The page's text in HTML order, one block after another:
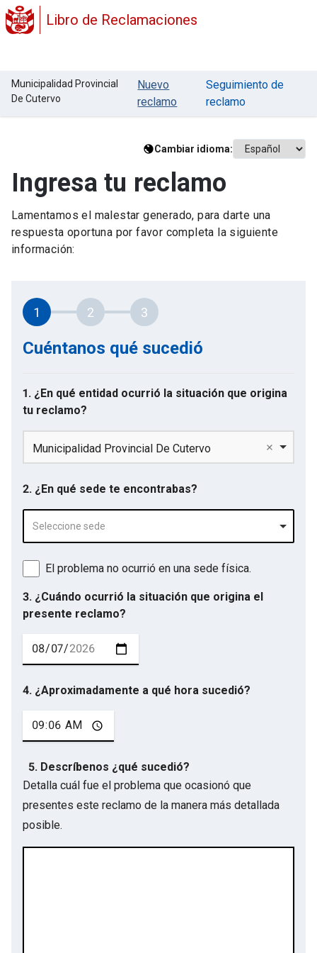
Libro de Reclamaciones
Municipalidad Provincial
De Cutervo
Nuevo
reclamo
Seguimiento de
reclamo
Cambiar idioma:
Ingresa tu reclamo
Lamentamos el malestar generado, para darte una
respuesta oportuna por favor completa la siguiente
información:
1 2 3
Cuéntanos qué sucedió
1. ¿En qué entidad ocurrió la situación que origina
tu reclamo?
Municipalidad Provincial De Cutervo
2. ¿En qué sede te encontrabas?
Seleccione sede
El problema no ocurrió en una sede física.
3. ¿Cuándo ocurrió la situación que origina el
presente reclamo?
4. ¿Aproximadamente a qué hora sucedió?
5. Descríbenos ¿qué sucedió?
Detalla cuál fue el problema que ocasionó que
presentes este reclamo de la manera más detallada
posible.